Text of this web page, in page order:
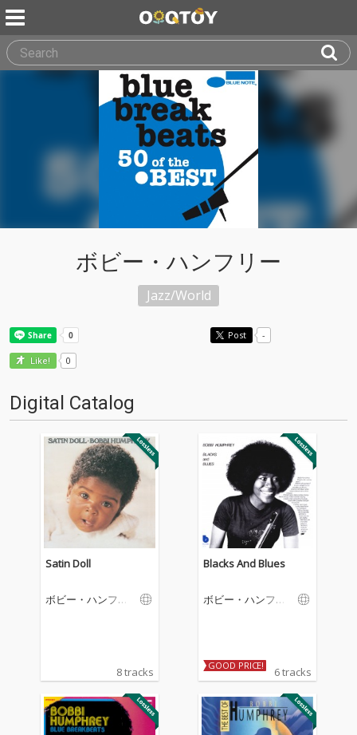
ボビー・ハンフリー
Jazz/World
Post -
Like! 0
Digital Catalog
Satin Doll
ボビー・ハンフリ
8 tracks
Blacks And Blues
ボビー・ハンフリ
GOOD PRICE! 6 tracks